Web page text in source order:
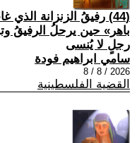
(44) رفيقُ الزنزانة
باهر» حين يرحلُ الرفيقُ
رجلٍ لا يُنسى
سامي ابراهيم فودة
2026 / 8 / 8
القضية الفلسطينية